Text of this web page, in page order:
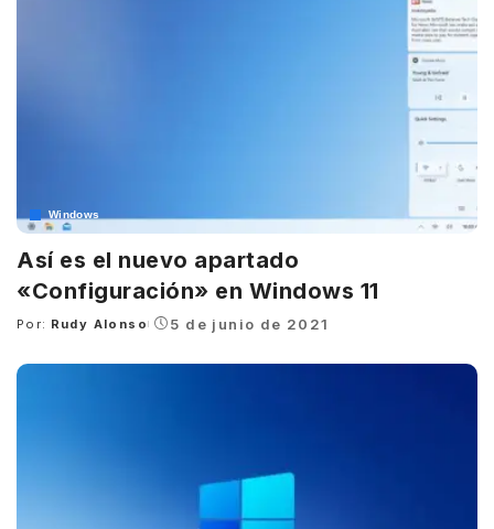
Windows
Así es el nuevo apartado
«Configuración» en Windows 11
Posted
Por: Rudy Alonso 5 de junio de 2021